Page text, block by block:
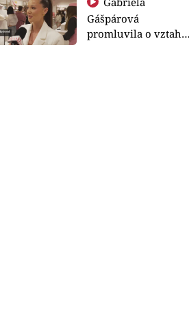
Gášpárová
promluvila o vztahu